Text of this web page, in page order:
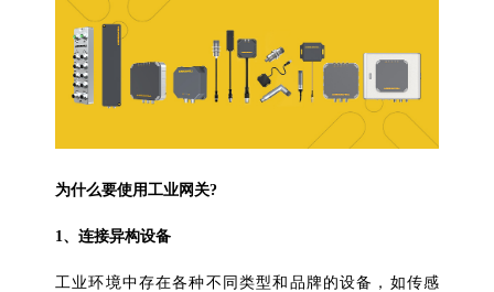
为什么要使用工业网关?
1、连接异构设备
工业环境中存在各种不同类型和品牌的设备，如传感